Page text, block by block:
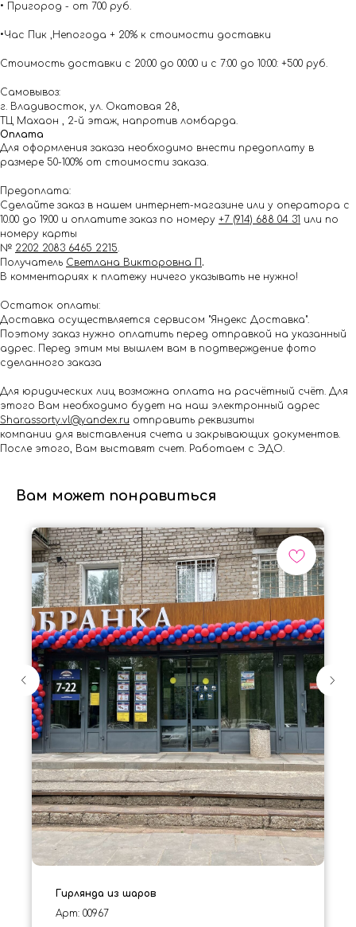
• Пригород - от 700 руб.
•Час Пик ,Непогода + 20% к стоимости доставки
Стоимость доставки с 20:00 до 00:00 и с 7:00 до 10:00: +500 руб.
Самовывоз:
г. Владивосток, ул. Окатовая 28,
ТЦ Махаон , 2-й этаж, напротив ломбарда.
Оплата
Для оформления заказа необходимо внести предоплату в
размере 50-100% от стоимости заказа.
Предоплата:
Сделайте заказ в нашем интернет-магазине или у оператора с
10.00 до 19.00 и оплатите заказ по номеру +7 (914) 688 04 31 или по
номеру карты
№ 2202 2083 6465 2215.
Получатель Светлана Викторовна П .
В комментариях к платежу ничего указывать не нужно!
Остаток оплаты:
Доставка осуществляется сервисом "Яндекс Доставка".
Поэтому заказ нужно оплатить перед отправкой на указанный
адрес. Перед этим мы вышлем вам в подтверждение фото
сделанного заказа
Для юридических лиц возможна оплата на расчётный счёт. Для
этого Вам необходимо будет на наш электронный адрес
Shar.assorty.vl@yandex.ru отправить реквизиты
компании для выставления счета и закрывающих документов.
После этого, Вам выставят счет. Работаем с ЭДО.
Вам может понравиться
Гирлянда из шаров
Арт: 00967